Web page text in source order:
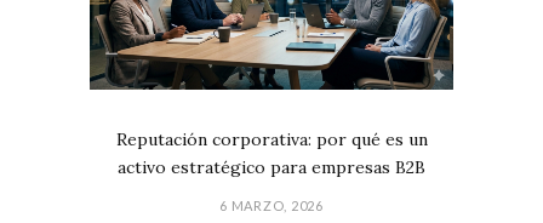
Reputación corporativa: por qué es un
activo estratégico para empresas B2B
6 MARZO, 2026